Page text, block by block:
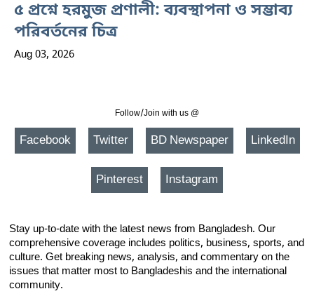
৫ প্রশ্নে হরমুজ প্রণালী: ব্যবস্থাপনা ও সম্ভাব্য
পরিবর্তনের চিত্র
Aug 03, 2026
Follow/Join with us @
Facebook Twitter BD Newspaper LinkedIn
Pinterest Instagram
Stay up-to-date with the latest news from Bangladesh. Our
comprehensive coverage includes politics, business, sports, and
culture. Get breaking news, analysis, and commentary on the
issues that matter most to Bangladeshis and the international
community.